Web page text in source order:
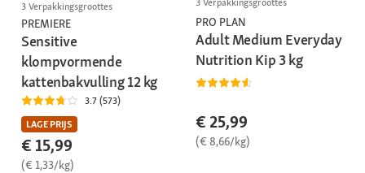
3 Verpakkingsgroottes
PREMIERE
Sensitive
klompvormende
kattenbakvulling 12 kg
3.7 (573)
LAGE PRIJS
€ 15,99
(€ 1,33/kg)
PRO PLAN
Adult Medium Everyday
Nutrition Kip 3 kg
€ 25,99
(€ 8,66/kg)